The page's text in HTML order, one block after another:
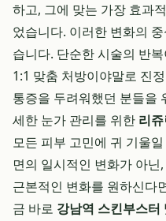
하고, 그에 맞는 가장 효과
었습니다. 이러한 변화의
습니다. 단순한 시술의 반
1:1 맞춤 처방이야말로 진
통증을 두려워했던 분들을
세한 눈가 관리를 위한 리
모든 피부 고민에 귀 기울
면의 일시적인 변화가 아
근본적인 변화를 원하신다
금 바로 강남역 스킨부스터